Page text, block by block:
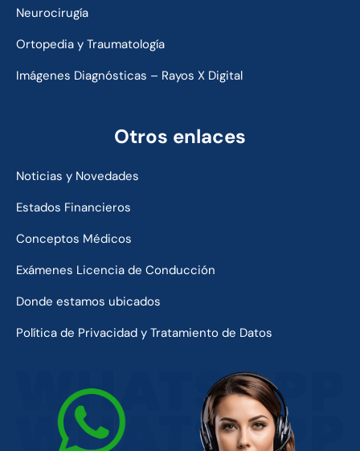
Neurocirugía
Ortopedia y Traumatología
Imágenes Diagnósticas – Rayos X Digital
Otros enlaces
Noticias y Novedades
Estados Financieros
Conceptos Médicos
Exámenes Licencia de Conducción
Donde estamos ubicados
Política de Privacidad y Tratamiento de Datos